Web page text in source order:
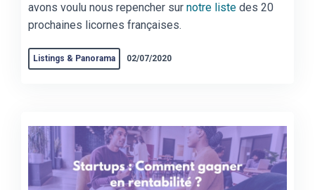
avons voulu nous repencher sur notre liste des 20
prochaines licornes françaises.
Listings & Panorama 02/07/2020